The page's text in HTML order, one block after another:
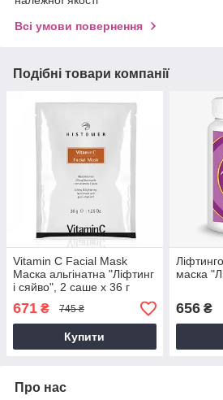
Всі умови повернення
Подібні товари компанії
Vitamin C Facial Mask
Маска альгінатна "Ліфтинг
і сяйво", 2 саше х 36 г
671 ₴ 745 ₴
Купити
маска
656₴
Про нас